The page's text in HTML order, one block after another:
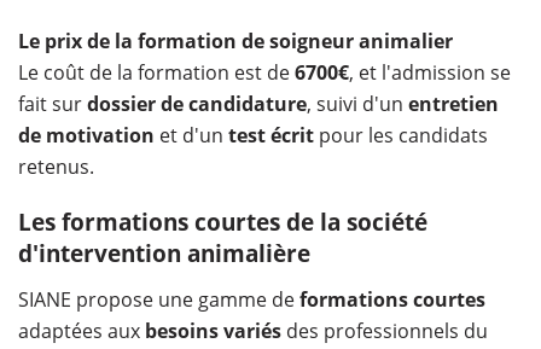
Le prix de la formation de soigneur animalier
Le coût de la formation est de6700€, et l'admission se
fait surdossier de candidature, suivi d'un entretien
de motivation et d'un test écrit pour les candidats
retenus.
Les formations courtes de la société
d'intervention animalière
SIANE propose une gamme deformations courtes
adaptées aux besoins variés des professionnels du